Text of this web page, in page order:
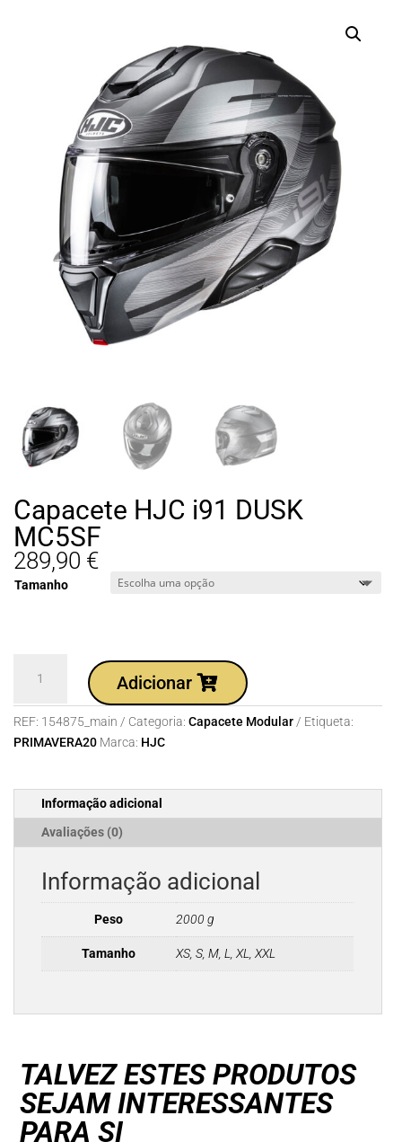
Capacete HJC i91 DUSK
MC5SF
289,90 €
Tamanho
Capacete
HJC
i91
MC5SF
Adicionar
REF: 154875_main Categoria: Capacete Modular
Etiqueta:
PRIMAVERA20 Marca: HJC
Informação adicional
Avaliações (0)
Informação adicional
Peso 2000 g
Tamanho XS, S, M, L, XL, XXL
TALVEZ ESTES PRODUTOS
SEJAM INTERESSANTES
PARA SI